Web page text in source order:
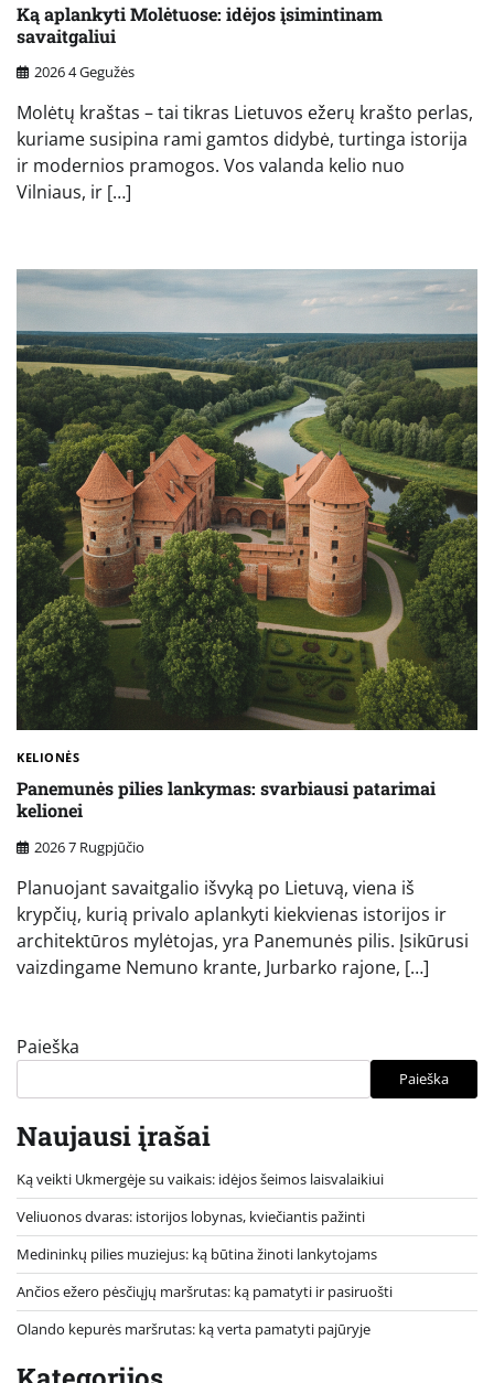
Ką aplankyti Molėtuose: idėjos įsimintinam
savaitgaliui
2026 4 Gegužės
Molėtų kraštas – tai tikras Lietuvos ežerų krašto perlas,
kuriame susipina rami gamtos didybė, turtinga istorija
ir modernios pramogos. Vos valanda kelio nuo
Vilniaus, ir […]
KELIONĖS
Panemunės pilies lankymas: svarbiausi patarimai
kelionei
2026 7 Rugpjūčio
Planuojant savaitgalio išvyką po Lietuvą, viena iš
krypčių, kurią privalo aplankyti kiekvienas istorijos ir
architektūros mylėtojas, yra Panemunės pilis. Įsikūrusi
vaizdingame Nemuno krante, Jurbarko rajone, […]
Paieška
Paieška
Naujausi įrašai
Ką veikti Ukmergėje su vaikais: idėjos šeimos laisvalaikiui
Veliuonos dvaras: istorijos lobynas, kviečiantis pažinti
Medininkų pilies muziejus: ką būtina žinoti lankytojams
Ančios ežero pėsčiųjų maršrutas: ką pamatyti ir pasiruošti
Olando kepurės maršrutas: ką verta pamatyti pajūryje